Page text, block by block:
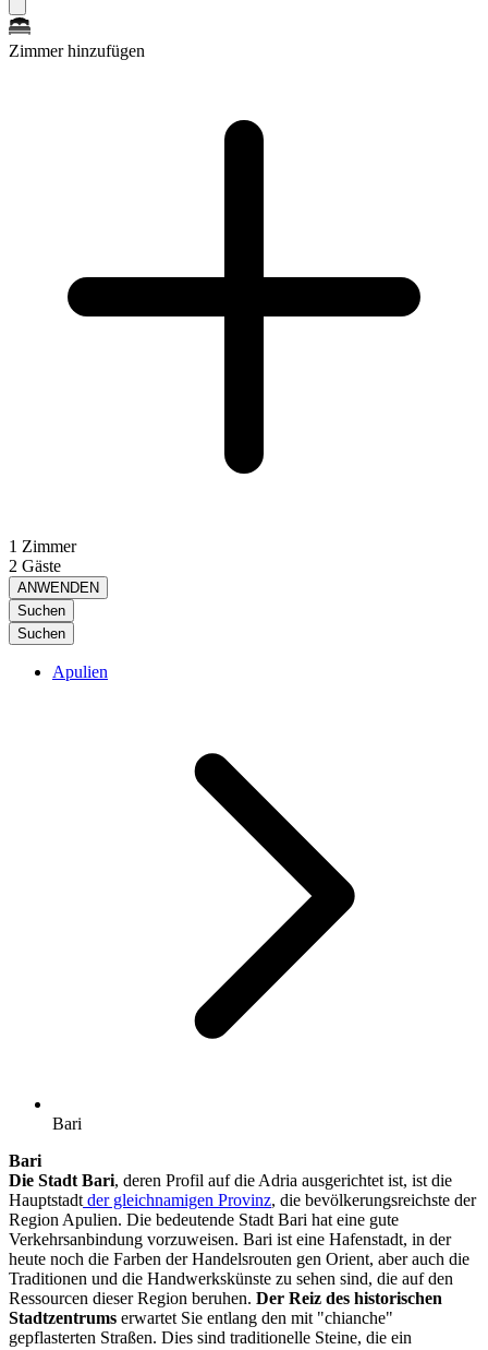
Zimmer hinzufügen
1 Zimmer
2 Gäste
ANWENDEN
Suchen
Suchen
Apulien
Bari
Bari
Die Stadt Bari, deren Profil auf die Adria ausgerichtet ist, ist die
Hauptstadt der gleichnamigen Provinz, die bevölkerungsreichste der
Region Apulien. Die bedeutende Stadt Bari hat eine gute
Verkehrsanbindung vorzuweisen. Bari ist eine Hafenstadt, in der
heute noch die Farben der Handelsrouten gen Orient, aber auch die
Traditionen und die Handwerkskünste zu sehen sind, die auf den
Ressourcen dieser Region beruhen. Der Reiz des historischen
Stadtzentrums erwartet Sie entlang den mit "chianche"
gepflasterten Straßen. Dies sind traditionelle Steine, die ein